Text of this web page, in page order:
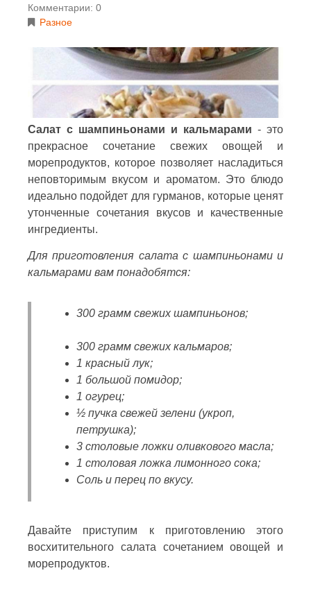
Комментарии: 0
Разное
Салат с шампиньонами и кальмарами - это
прекрасное сочетание свежих овощей и
морепродуктов, которое позволяет насладиться
неповторимым вкусом и ароматом. Это блюдо
идеально подойдет для гурманов, которые ценят
утонченные сочетания вкусов и качественные
ингредиенты.
Для приготовления салата с шампиньонами и
кальмарами вам понадобятся:
300 грамм свежих шампиньонов;
300 грамм свежих кальмаров;
1 красный лук;
1 большой помидор;
1 огурец;
½ пучка свежей зелени (укроп,
петрушка);
3 столовые ложки оливкового масла;
1 столовая ложка лимонного сока;
Соль и перец по вкусу.
Давайте приступим к приготовлению этого
восхитительного салата сочетанием овощей и
морепродуктов.